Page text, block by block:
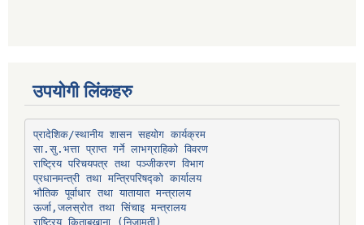
उपयोगी लिंकहरु
प्रादेशिक/स्थानीय शासन सहयोग कार्यक्रम
सा.सु.भत्ता प्राप्त गर्ने लाभग्राहिको विवरण
राष्ट्रिय परिचयपत्र तथा पञ्‍जीकरण विभाग
प्रधानमन्त्री तथा मन्त्रिपरिषद्को कार्यालय
भौतिक पूर्वाधार तथा यातायात मन्त्रालय
ऊर्जा,जलस्रोत तथा सिंचाइ मन्त्रालय